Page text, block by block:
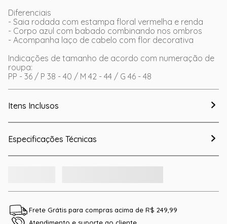
Diferenciais
- Saia rodada com estampa floral vermelha e renda
- Corpo azul com babado combinando nos ombros
- Acompanha laço de cabelo com flor decorativa
Indicações de tamanho de acordo com numeração de
roupa:
PP - 36 / P 38 - 40 / M 42 - 44 / G 46 - 48
Itens Inclusos
Especificações Técnicas
Frete Grátis para compras acima de R$ 249,99